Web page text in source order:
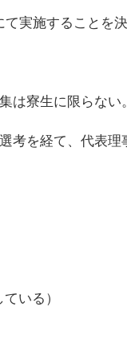
実施することを
は寮生に限らない。
考を経て、代表理
いる）